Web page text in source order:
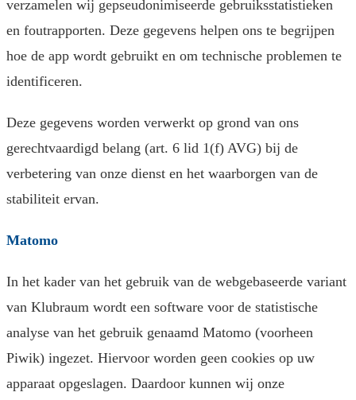
verzamelen wij gepseudonimiseerde gebruiksstatistieken
en foutrapporten. Deze gegevens helpen ons te begrijpen
hoe de app wordt gebruikt en om technische problemen te
identificeren.
Deze gegevens worden verwerkt op grond van ons
gerechtvaardigd belang (art. 6 lid 1(f) AVG) bij de
verbetering van onze dienst en het waarborgen van de
stabiliteit ervan.
Matomo
In het kader van het gebruik van de webgebaseerde variant
van Klubraum wordt een software voor de statistische
analyse van het gebruik genaamd Matomo (voorheen
Piwik) ingezet. Hiervoor worden geen cookies op uw
apparaat opgeslagen. Daardoor kunnen wij onze